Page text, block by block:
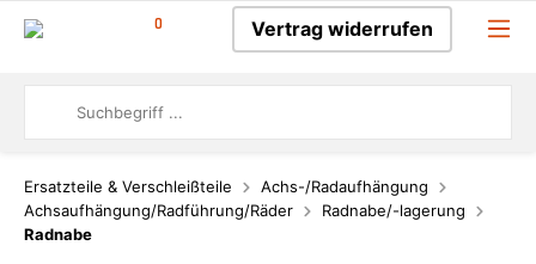
0 Vertrag widerrufen
Ersatzteile & Verschleißteile
Achs-/Radaufhängung
Achsaufhängung/Radführung/Räder
Radnabe/-lagerung
Radnabe